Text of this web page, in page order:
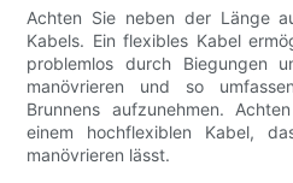
Achten Sie neben der Länge
Kabels. Ein flexibles Kabel
problemlos durch Biegungen
manövrieren und so
Brunnens aufzunehmen.
einem hochflexiblen Kabel,
manövrieren lässt.